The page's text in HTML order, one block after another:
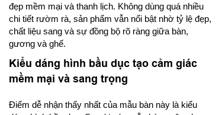
đẹp mềm mại và thanh lịch. Không dùng quá nhiều
chi tiết rườm rà, sản phẩm vẫn nổi bật nhờ tỷ lệ đẹp,
chất liệu sang và sự đồng bộ rõ ràng giữa bàn,
gương và ghế.
Kiểu dáng hình bầu dục tạo cảm giác
mềm mại và sang trọng
Điểm dễ nhận thấy nhất của mẫu bàn này là kiểu